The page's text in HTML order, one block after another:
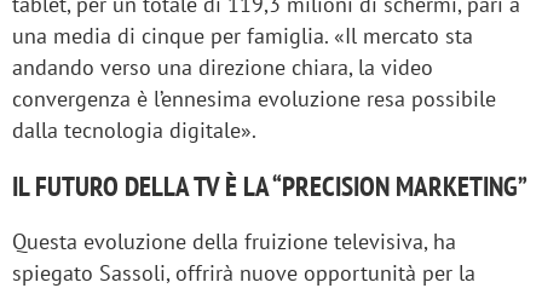
una media di cinque per famiglia. «Il mercato sta
andando verso una direzione chiara, la video
convergenza è l’ennesima evoluzione resa possibile
dalla tecnologia digitale».
IL FUTURO DELLA TV È LA “PRECISION MARKETING”
Questa evoluzione della fruizione televisiva, ha
spiegato Sassoli, offrirà nuove opportunità per la